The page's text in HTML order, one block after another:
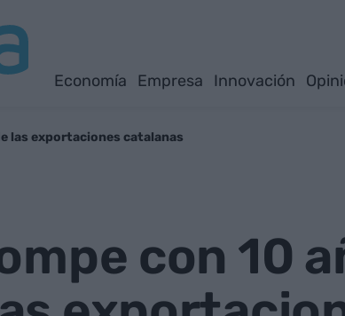
Economía Empresa Innovación
las exportaciones catalanas
con 10